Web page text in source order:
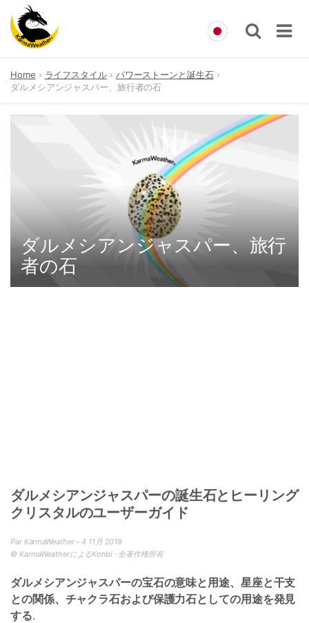
content
Home ライフスタイル
パワーストーンと誕生石
ダルメシアンジャスパー、旅行者の石
ダルメシアンジャスパー、旅行
者の石
ダルメシアンジャスパーの誕生石とヒーリング
クリスタルのユーザーガイド
Par KarmaWeather - 4 11月 2019
© KarmaWeatherによるKonbi · 全著作権所有
ダルメシアンジャスパーの宝石の意味と用途、星座と干支
との関係、チャクラ石および保護力石としての用途を発見
する.